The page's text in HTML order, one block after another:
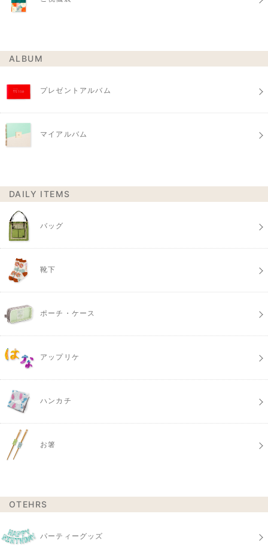
ALBUM
プレゼントアルバム
マイアルバム
DAILY ITEMS
バッグ
靴下
ポーチ・ケース
アップリケ
ハンカチ
お箸
OTEHRS
パーティーグッズ